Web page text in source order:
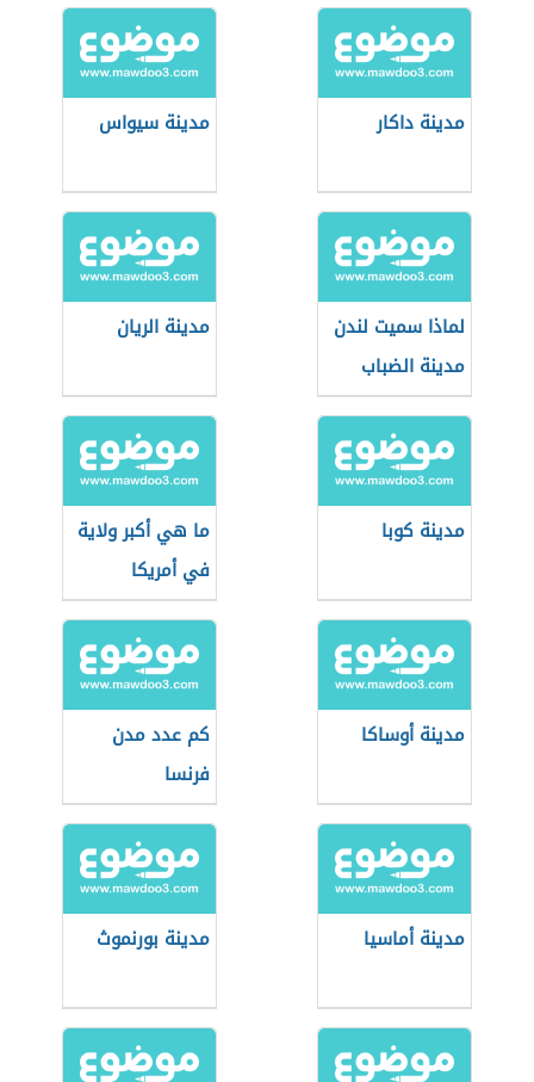
مدينة داكار مدينة سيواس
لماذا سميت لندن
مدينة الضباب
مدينة الريان
مدينة كوبا
ما هي أكبر ولاية
في أمريكا
مدينة أوساكا
كم عدد مدن
فرنسا
مدينة أماسيا مدينة بورنموث